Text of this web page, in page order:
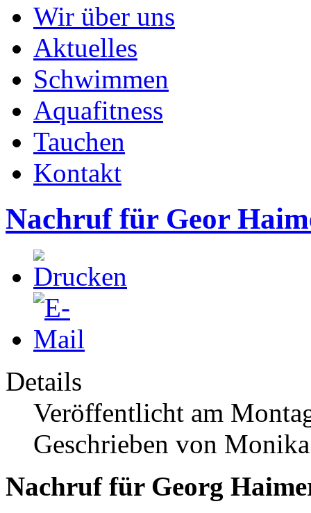
Wir über uns
Aktuelles
Schwimmen
Aquafitness
Tauchen
Kontakt
Nachruf für Geor
Details
Veröffentlicht am
Geschrieben von
Nachruf für Georg